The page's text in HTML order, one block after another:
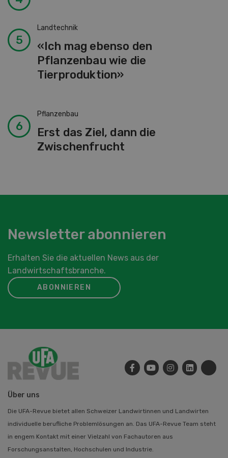
Landtechnik
«Ich mag ebenso den
Pflanzenbau wie die
Tierproduktion»
Pflanzenbau
Erst das Ziel, dann die
Zwischenfrucht
Newsletter abonnieren
Erhalten Sie die aktuellen News aus der
Landwirtschaftsbranche.
ABONNIEREN
Über uns
Die UFA-Revue bietet allen Schweizer Landwirtinnen und Landwirten
individuelle berufliche Problemlösungen an. Das UFA-Revue Team steht
in engem Kontakt mit einer Vielzahl von Fachautoren aus
Forschungsanstalten, Hochschulen und Industrie.